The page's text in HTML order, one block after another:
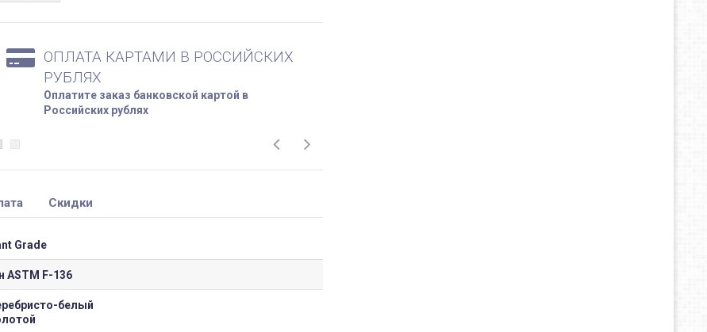
ОПЛАТА КАРТАМИ В РОССИЙСКИХ
РУБЛЯХ
Оплатите заказ банковской картой в
Российских рублях
Скидки
Grade
ASTM F-136
белый